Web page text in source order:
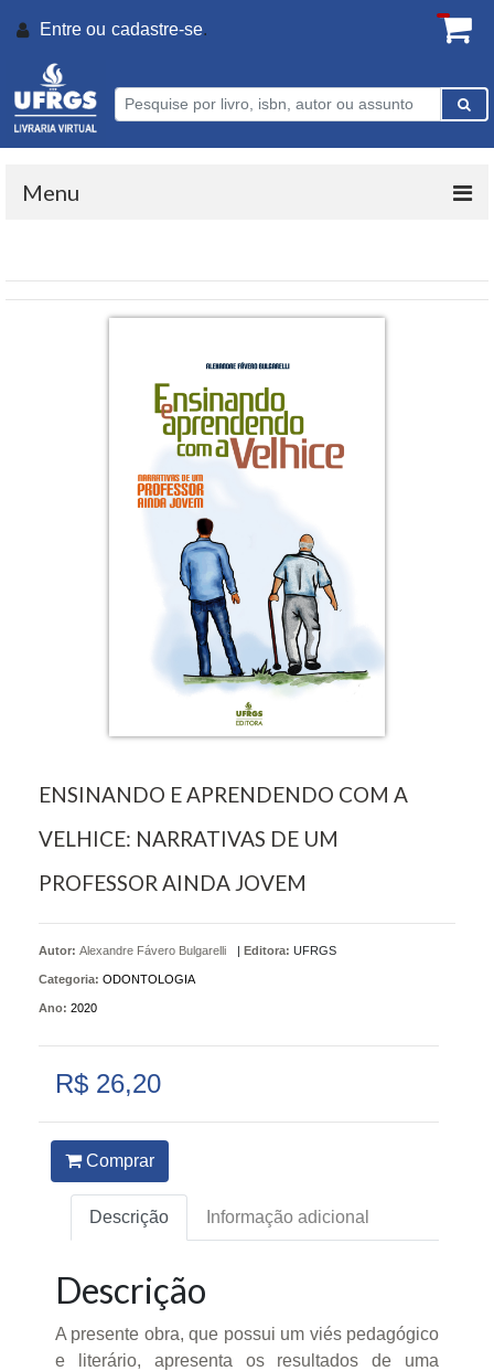
Entre ou cadastre-se.
Menu
ENSINANDO E APRENDENDO COM A
VELHICE: NARRATIVAS DE UM
PROFESSOR AINDA JOVEM
Autor: Alexandre Fávero Bulgarelli | Editora: UFRGS
Categoria: ODONTOLOGIA
Ano: 2020
R$ 26,20
Comprar
Descrição Informação adicional
Descrição
A presente obra, que possui um viés pedagógico
e literário, apresenta os resultados de uma